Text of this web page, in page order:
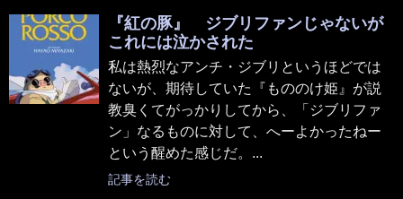
『紅の豚』 ジブリファンじゃないが
これには泣かされた
私は熱烈なアンチ・ジブリというほどでは
ないが、期待していた『もののけ姫』が説
教臭くてがっかりしてから、「ジブリファ
ン」なるものに対して、へーよかったねー
という醒めた感じだ。...
記事を読む